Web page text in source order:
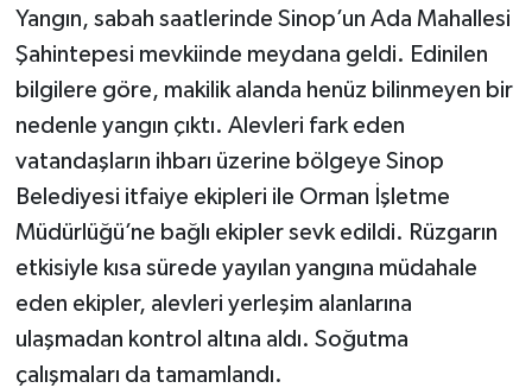
Yangın, sabah saatlerinde Sinop’un Ada Mahallesi
Şahintepesi mevkiinde meydana geldi. Edinilen
bilgilere göre, makilik alanda henüz bilinmeyen bir
nedenle yangın çıktı. Alevleri fark eden
vatandaşların ihbarı üzerine bölgeye Sinop
Belediyesi itfaiye ekipleri ile Orman İşletme
Müdürlüğü’ne bağlı ekipler sevk edildi. Rüzgarın
etkisiyle kısa sürede yayılan yangına müdahale
eden ekipler, alevleri yerleşim alanlarına
ulaşmadan kontrol altına aldı. Soğutma
çalışmaları da tamamlandı.